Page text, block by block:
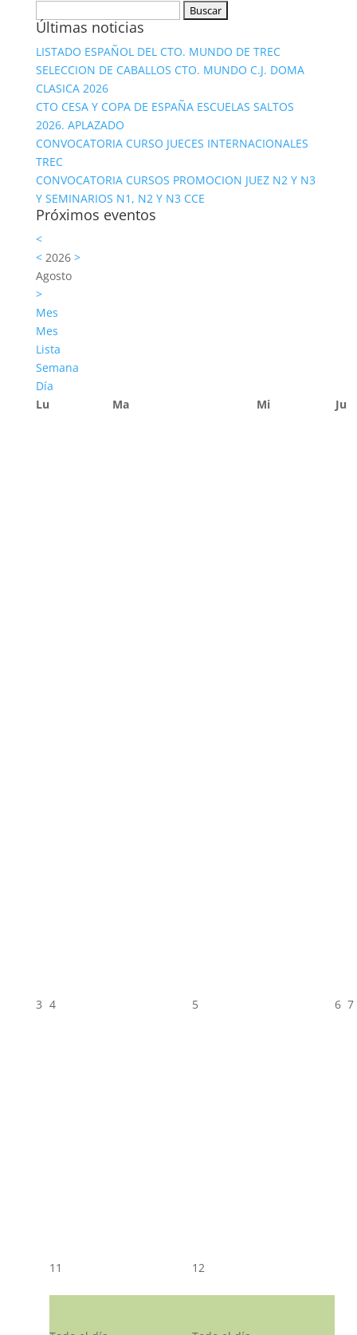
Últimas noticias
LISTADO ESPAÑOL DEL CTO. MUNDO DE TREC
SELECCION DE CABALLOS CTO. MUNDO C.J. DOMA
CLASICA 2026
CTO CESA Y COPA DE ESPAÑA ESCUELAS SALTOS
2026. APLAZADO
CONVOCATORIA CURSO JUECES INTERNACIONALES
TREC
CONVOCATORIA CURSOS PROMOCION JUEZ N2 Y N3
Y SEMINARIOS N1, N2 Y N3 CCE
Próximos eventos
<
<2026 >
Agosto
>
Mes
Mes
Lista
Semana
Día
Lu
Ma Mi Ju
3 4 5 6 7
11 12